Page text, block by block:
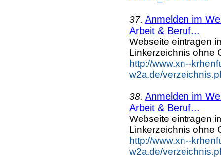
37. Anmelden im
Arbeit & Beruf...
Webseite eintragen
Linkerzeichnis ohne
http://www.xn--
w2a.de/
38. Anmelden im
Arbeit & Beruf...
Webseite eintragen
Linkerzeichnis ohne
http://www.xn--
w2a.de/